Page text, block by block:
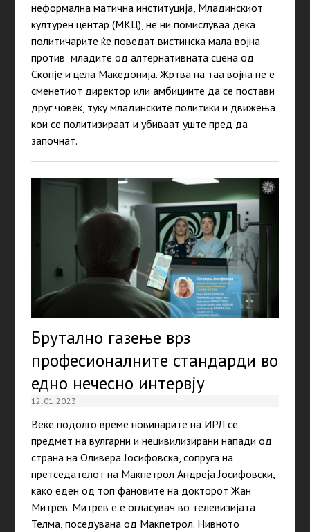
неформална матична институција, Младинскиот
културен центар (МКЦ), не ни помислуваа дека
политичарите ќе поведат вистинска мала војна
против младите од алтернативната сцена од
Скопје и цела Македонија. Жртва на таа војна не е
сменетиот директор или амбициите да се постави
друг човек, туку младинските политики и движења
кои се политизираат и убиваат уште пред да
започнат.
Брутално газење врз
професионалните стандарди во
едно нечесно интервју
12.01.2023
Веќе подолго време новинарите на ИРЛ се
предмет на вулгарни и нецивилизирани напади од
страна на Оливера Јосифовска, сопруга на
претседателот на Макпетрол Андреја Јосифовски,
како еден од топ фановите на докторот Жан
Митрев. Митрев е е огласувач во телевизијата
Телма, поседувана од Макпетрол. Нивното